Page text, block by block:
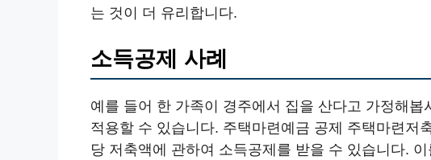
는 것이 더 유리합니다.
소득공제 사례
예를 들어 한 가족이 경주에서 집을 산다고 가정해
적용할 수 있습니다. 주택마련예금 공제 주택마련저
당 저축액에 관하여 소득공제를 받을 수 있습니다.